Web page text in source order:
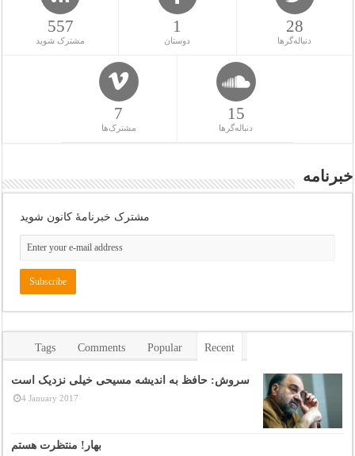
557
مشترک شوید
1
دوستان
28
دنباله‌گرها
7
مشترک‌ها
15
دنباله‌گرها
خبرنامه
مشترک خبرنامهٔ کانون شوید
Recent
Popular
Comments
Tags
سروش: حافظ به اندیشه مسیحی خیلی نزدیک است
4 January 2017
بهار! منتظرت هستم